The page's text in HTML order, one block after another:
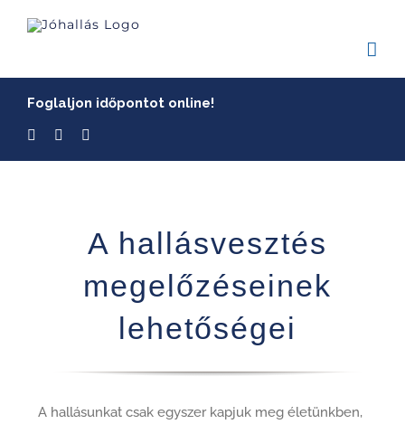
Foglaljon időpontot online!
A hallásvesztés
megelőzéseinek
lehetőségei
A hallásunkat csak egyszer kapjuk meg életünkben,